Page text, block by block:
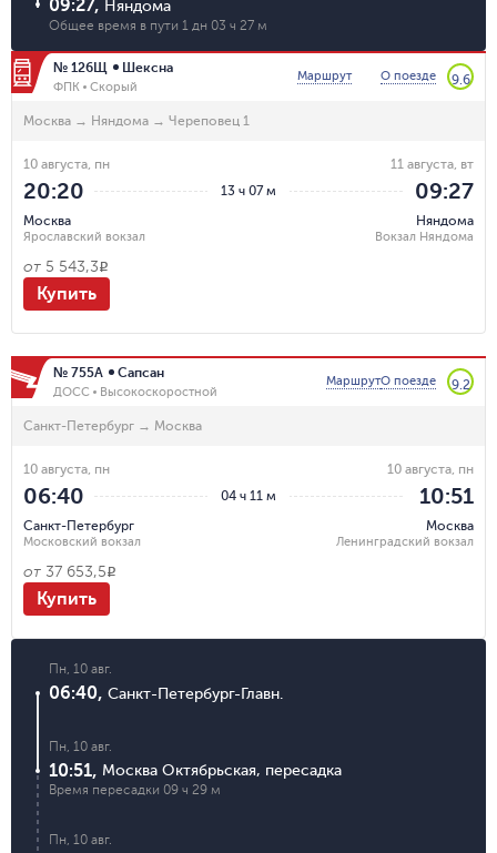
09:27, Няндома
Общее время в пути 1 дн 03 ч 27 м
№ 126Щ Шексна
ФПК Скорый
Маршрут О поезде 9.6
Москва → Няндома → Череповец 1
13 ч 07 м
10 августа, пн
20:20
Москва
Ярославский вокзал
11 августа, вт
09:27
Няндома
Вокзал Няндома
от 5 543,3R
Купить
№ 755А Сапсан
ДОСС Высокоскоростной
МаршрутО поезде 9.2
Санкт-Петербург → Москва
04 ч 11 м
10 августа, пн
06:40
Санкт-Петербург
Московский вокзал
10 августа, пн
10:51
Москва
Ленинградский вокзал
от 37 653,5R
Купить
Пн, 10 авг.
06:40, Санкт-Петербург-Главн.
Пн, 10 авг.
10:51, Москва Октябрьская, пересадка
Время пересадки 09 ч 29 м
Пн, 10 авг.